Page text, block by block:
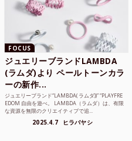
FOCUS
ジュエリーブランドLAMBDA
(ラムダ)より ペールトーンカラ
ーの新作...
ジュエリーブランド“LAMBDA( ラムダ))” “PLAYFRE
EDOM 自由を遊べ。 LAMBDA（ラムダ）は、有限
な資源を無限のクリエイティブで追...
2025.4.7 ヒラバヤシ